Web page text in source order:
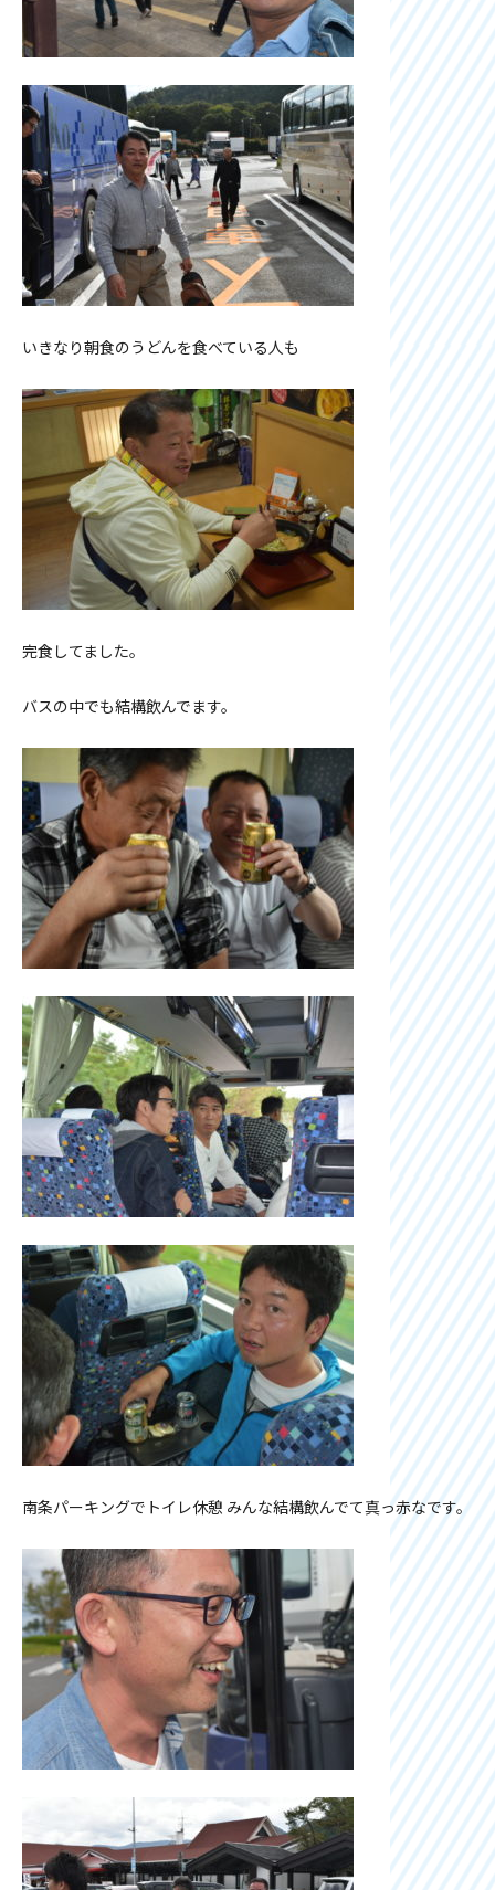
いきなり朝食のうどんを食べている人も
完食してました。
バスの中でも結構飲んでます。
南条パーキングでトイレ休憩 みんな結構飲んでて真っ赤なです。